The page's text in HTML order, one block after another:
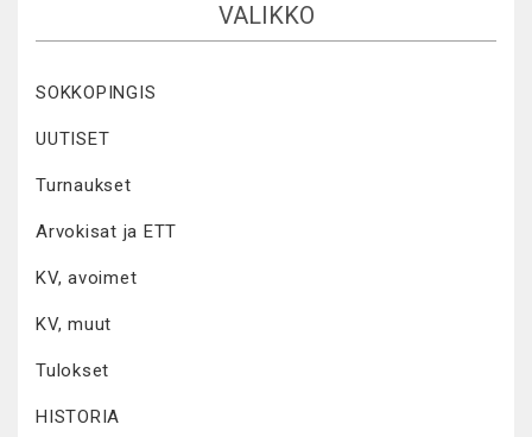
VALIKKO
SOKKOPINGIS
UUTISET
Turnaukset
Arvokisat ja ETT
KV, avoimet
KV, muut
Tulokset
HISTORIA